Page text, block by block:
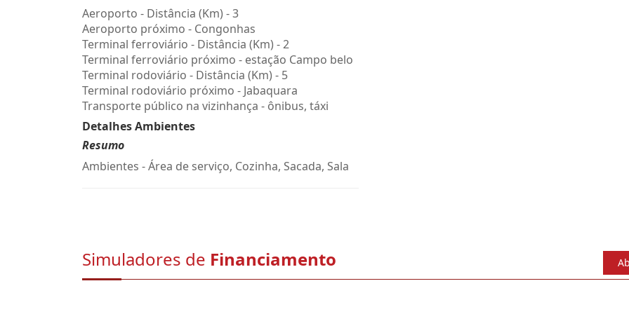
Aeroporto - Distância (Km) - 3
Aeroporto próximo - Congonhas
Terminal ferroviário - Distância (Km) - 2
Terminal ferroviário próximo - estação Campo belo
Terminal rodoviário - Distância (Km) - 5
Terminal rodoviário próximo - Jabaquara
Transporte público na vizinhança - ônibus, táxi
Detalhes Ambientes
Resumo
Ambientes - Área de serviço, Cozinha, Sacada, Sala
Simuladores de Financiamento